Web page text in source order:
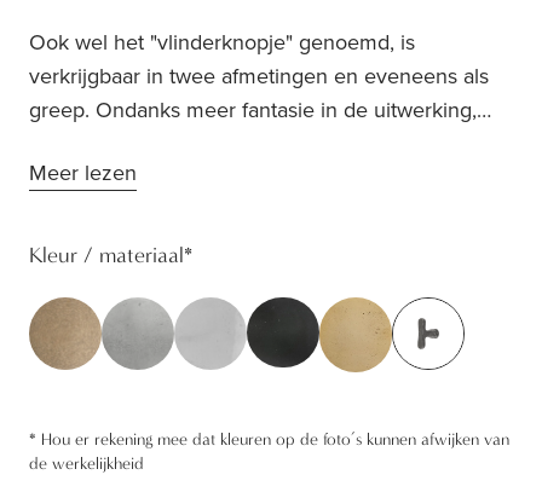
Ook wel het "vlinderknopje" genoemd, is
verkrijgbaar in twee afmetingen en eveneens als
greep. Ondanks meer fantasie in de uitwerking,
elke stijl: van landelijk tot modern. Ontdek ook het
dezelfde lijn door in heel je huis.Dit knopje is
Meer lezen
Kleur / materiaal*
* Hou er rekening mee dat kleuren op de foto’s kunnen afwijken van
de werkelijkheid